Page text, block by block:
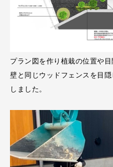
プラン図を作り植栽の位置や
壁と同じウッドフェンスを目
しました。